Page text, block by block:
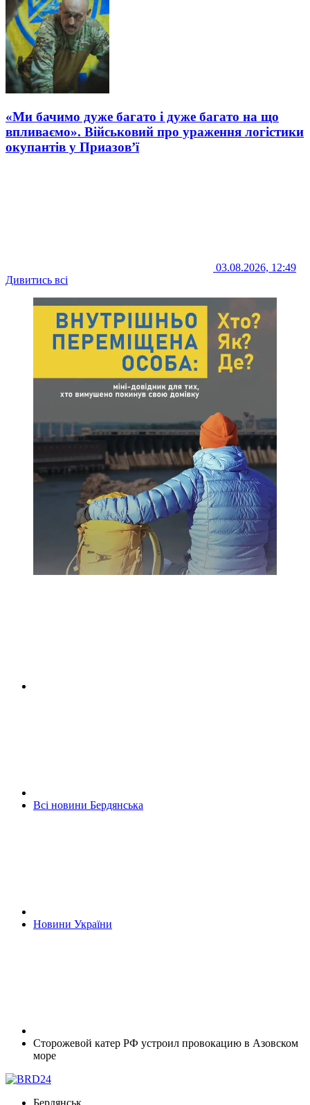
«Ми бачимо дуже багато і дуже багато на що
впливаємо». Військовий про ураження логістики
окупантів у Приазов’ї
03.08.2026, 12:49
Дивитись всі
Всі новини Бердянська
Новини України
Сторожевой катер РФ устроил провокацию в Азовском
море
Бердянськ